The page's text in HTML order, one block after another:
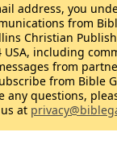
address, you
from
Christian
USA, including
from
from Bible
any questions,
at